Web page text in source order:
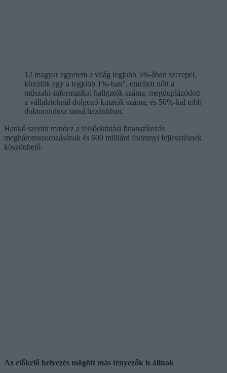
12 magyar egyetem a világ legjobb 5%-ában szerepel,
közülük egy a legjobb 1%-ban”, emellett nőtt a
műszaki-informatikai hallgatók száma, megduplázódott
a vállalatoknál dolgozó kutatók száma, és 50%-kal több
doktorandusz tanul hazánkban.
Hankó szerint mindez a felsőoktatási finanszírozás
megháromszorozásának és 600 milliárd forintnyi fejlesztésnek
köszönhető.
Az előkelő helyezés mögött más tényezők is állnak